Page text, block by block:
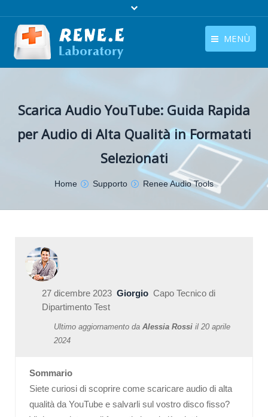
MENÙ
Prodotti
Scarica
Negozio
Guida
Scarica Audio YouTube: Guida Rapida
per Audio di Alta Qualità in Formatati
Selezionati
Home Supporto Renee Audio Tools
27 dicembre 2023 Giorgio Capo Tecnico di
Dipartimento Test
Ultimo aggiornamento da Alessia Rossi il 20 aprile
2024
Sommario
Siete curiosi di scoprire come scaricare audio di alta
qualità da YouTube e salvarli sul vostro disco fisso?